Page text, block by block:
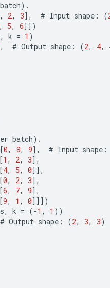
batch).
, 2, 3] , # Input shape : (
, 5, 6]] )
, k = 1 )
, # Output shape : (2, 4,
batch).
0, 8, 9] , # Input shape :
[1 , 2, 3] ,
[4, 5, 0]] ,
0, 2, 3] ,
[6, 7, 9] ,
[9, 1 , 0]]] )
, k = (-1 , 1 ))
# Output shape : (2, 3, 3)